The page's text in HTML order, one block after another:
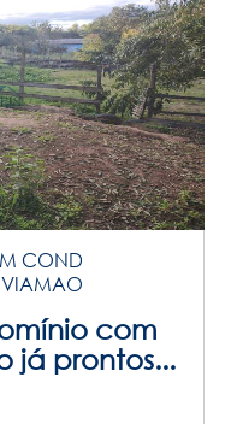
COND
VIAMAO
com
já prontos...